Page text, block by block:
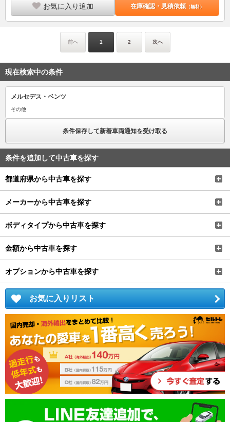
お気に入り追加 在庫確認・見積依頼（無料）
前へ 1 2 次へ
現在検索中の条件
メルセデス・ベンツ
その他
条件保存して新着車両通知を受け取る
条件を追加して中古車を探す
都道府県から中古車を探す
メーカーから中古車を探す
ボディタイプから中古車を探す
金額から中古車を探す
オプションから中古車を探す
お気に入りリスト